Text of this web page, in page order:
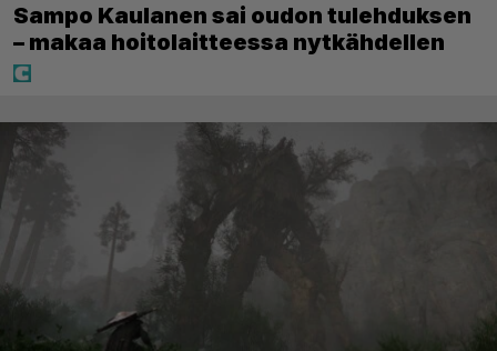
Sampo Kaulanen sai oudon tulehduksen
– makaa hoitolaitteessa nytkähdellen